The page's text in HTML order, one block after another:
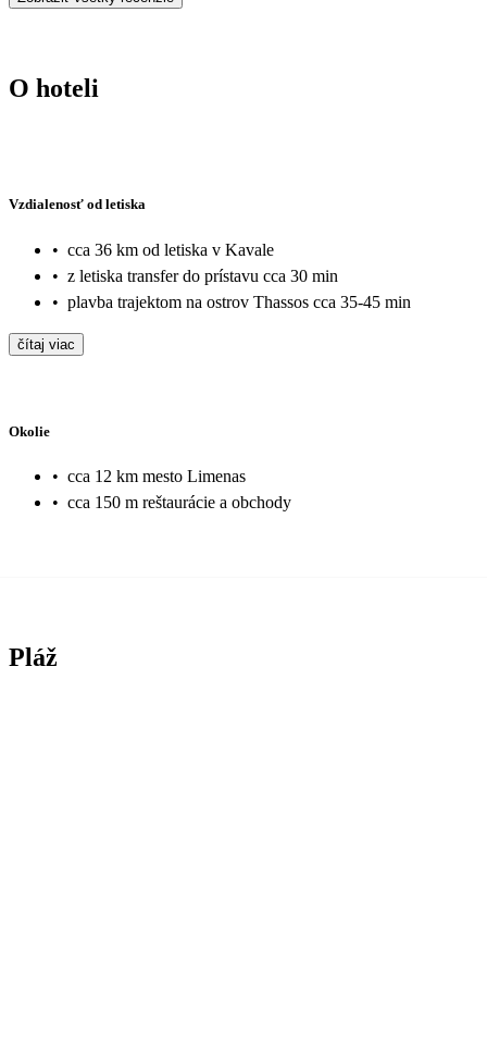
O hoteli
Vzdialenosť od letiska
• cca 36 km od letiska v Kavale
• z letiska transfer do prístavu cca 30 min
• plavba trajektom na ostrov Thassos cca 35-45 min
čítaj viac
Okolie
• cca 12 km mesto Limenas
• cca 150 m reštaurácie a obchody
Pláž